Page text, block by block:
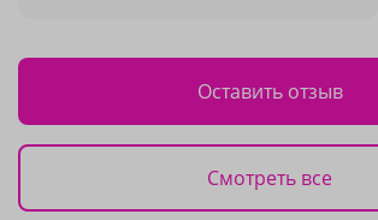
Оставить отзыв
Смотреть все